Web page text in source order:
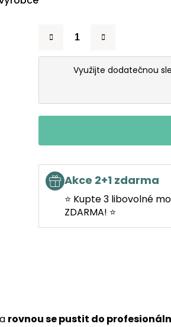
Využijte dodatečnou
Akce 2+1 zdarma
⭐ Kupte 3 libovolné
ZDARMA! ⭐
rovnou se pustit do